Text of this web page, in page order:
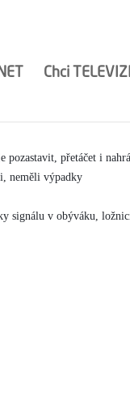
Chci TELEVIZI
pozastavit, přetáčet i
neměli výpadky
signálu v obýváku,